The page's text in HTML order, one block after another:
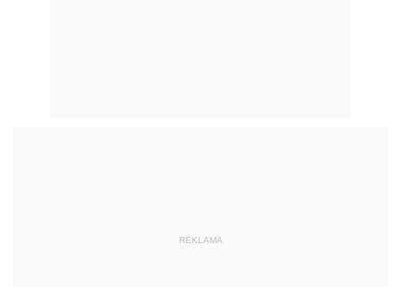
REKLAMA